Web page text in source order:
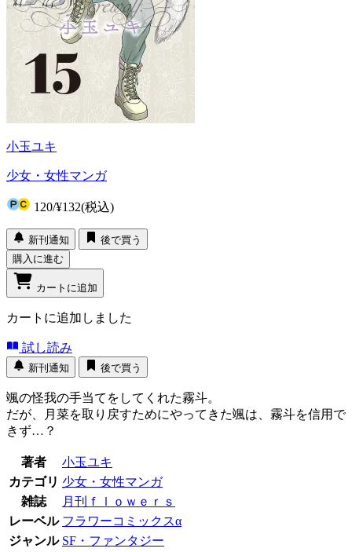
小玉ユキ
少女・女性マンガ
120/¥132(税込)
新刊通知
後で買う
購入に進む
カートに追加
カートに追加しました
試し読み
新刊通知 後で買う
颯の怪我の手当てをしてくれた霧斗。
だが、月菜を取り戻すためにやってきた颯は、霧斗を信用で
きず…？
著者
小玉ユキ
カテゴリ 少女・女性マンガ
雑誌
月刊ｆｌｏｗｅｒｓ
レーベル フラワーコミックスα
ジャンル SF・ファンタジー